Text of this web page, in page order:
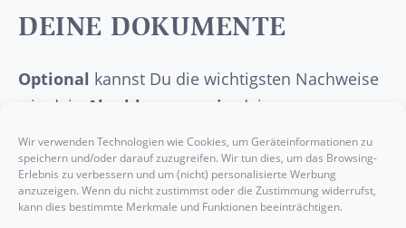
Wir verwenden Technologien wie Cookies, um Geräteinformationen zu
speichern und/oder darauf zuzugreifen. Wir tun dies, um das Browsing-
Erlebnis zu verbessern und um (nicht) personalisierte Werbung
anzuzeigen. Wenn du nicht zustimmst oder die Zustimmung widerrufst,
kann dies bestimmte Merkmale und Funktionen beeinträchtigen.
DEINE DOKUMENTE
Optional kannst Du die wichtigsten Nachweise
wie dein
Abschlusszeugnis
, deinen
Lebenslauf , ein Anschreiben
oder etwaige
Praktikumsbelegehier einfügen.